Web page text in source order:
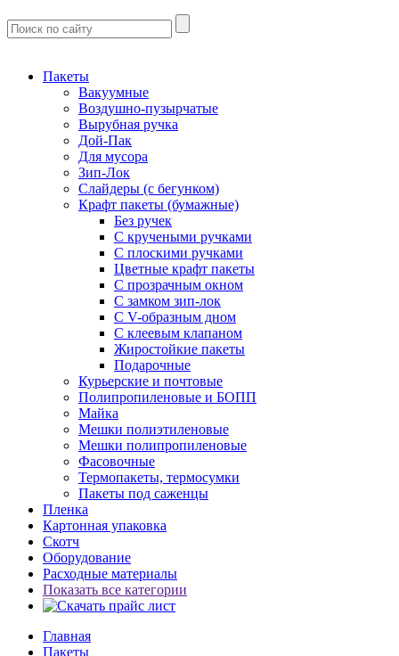
Пакеты
Вакуумные
Воздушно-пузырчатые
Вырубная ручка
Дой-Пак
Для мусора
Зип-Лок
Слайдеры (с бегунком)
Крафт пакеты (бумажные)
Без ручек
С кручеными ручками
С плоскими ручками
Цветные крафт пакеты
С прозрачным окном
С замком зип-лок
С V-образным дном
С клеевым клапаном
Жиростойкие пакеты
Подарочные
Курьерские и почтовые
Полипропиленовые и БОПП
Майка
Мешки полиэтиленовые
Мешки полипропиленовые
Фасовочные
Термопакеты, термосумки
Пакеты под саженцы
Пленка
Картонная упаковка
Скотч
Оборудование
Расходные материалы
Показать все категории
Главная
Пакеты